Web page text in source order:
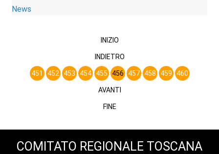
News
INIZIO
INDIETRO
451 452 453 454 455 456 457 458 459 460
AVANTI
FINE
COMITATO REGIONALE TOSCANA